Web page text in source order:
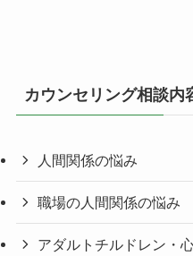
カウンセリング相談内
人間関係の悩み
職場の人間関係の悩み
アダルトチルドレン・